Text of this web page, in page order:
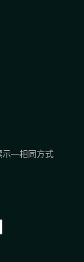
示—相同方式